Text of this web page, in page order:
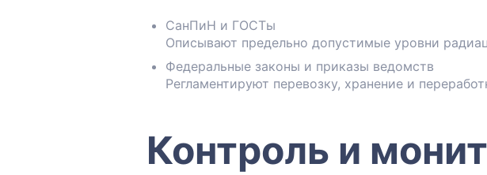
СанПиН и ГОСТы
Описывают предельно допустимые уровни
Федеральные законы и приказы ведомств
Регламентируют перевозку, хранение и
Контроль и